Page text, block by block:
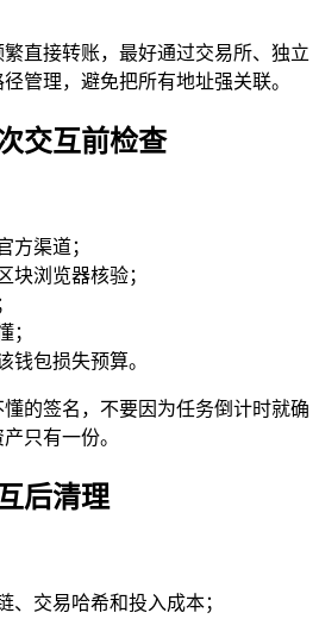
直接转账，最好通过交易所、独立
管理，避免把所有地址强关联。
交互前检查
方渠道；
块浏览器核验；
；
钱包损失预算。
的签名，不要因为任务倒计时就确
只有一份。
后清理
、交易哈希和投入成本；